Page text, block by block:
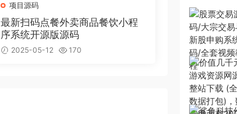
项目源码
最新扫码点餐外卖商品餐饮小程
序系统开源版源码
2025-05-12 170